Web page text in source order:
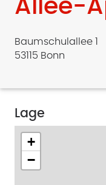
Allee-
Baumschulallee 1
53115 Bonn
Lage
+
−